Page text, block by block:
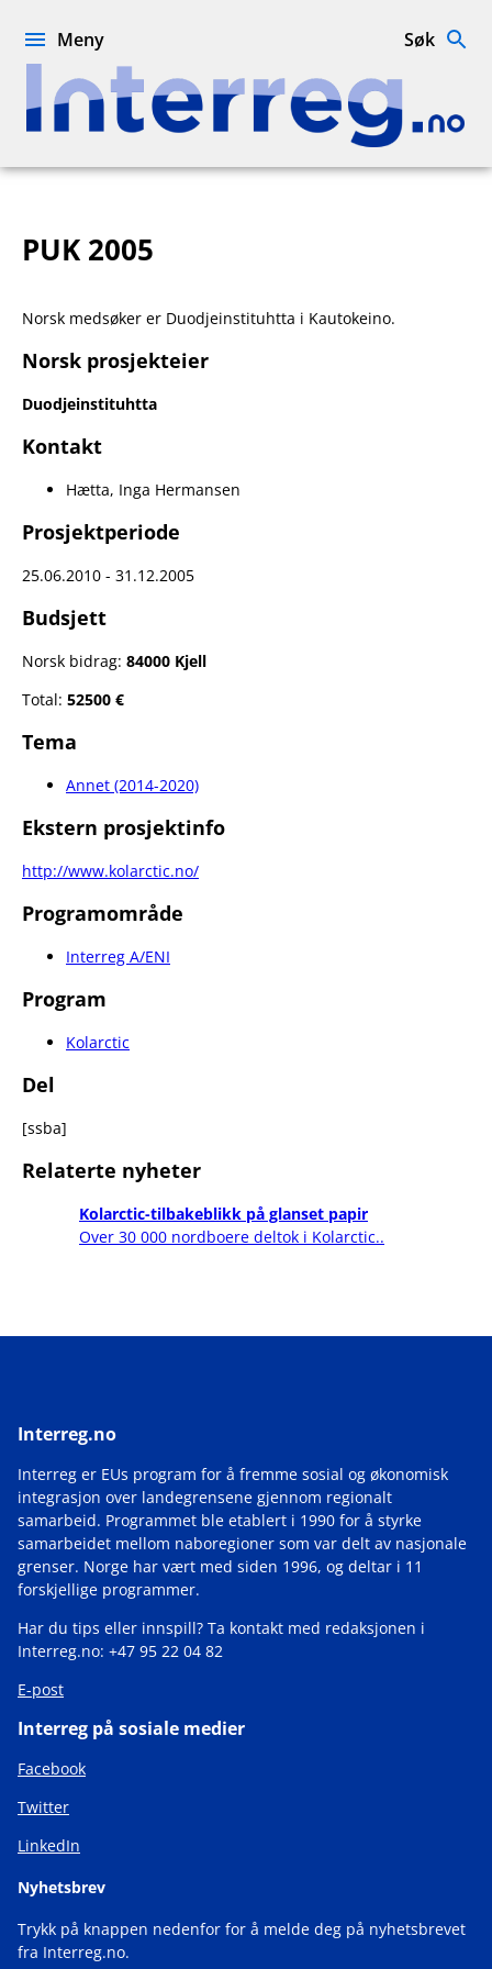
Interreg.no
Meny Søk
PUK 2005
Norsk medsøker er Duodjeinstituhtta i Kautokeino.
Norsk prosjekteier
Duodjeinstituhtta
Kontakt
Hætta, Inga Hermansen
Prosjektperiode
25.06.2010 - 31.12.2005
Budsjett
Norsk bidrag: 84000 Kjell
Total: 52500 €
Tema
Annet (2014-2020)
Ekstern prosjektinfo
http://www.kolarctic.no/
Programområde
Interreg A/ENI
Program
Kolarctic
Del
[ssba]
Relaterte nyheter
Kolarctic-tilbakeblikk på glanset papir
Over 30 000 nordboere deltok i Kolarctic..
Interreg.no
Interreg er EUs program for å fremme sosial og økonomisk
integrasjon over landegrensene gjennom regionalt
samarbeid. Programmet ble etablert i 1990 for å styrke
samarbeidet mellom naboregioner som var delt av nasjonale
grenser. Norge har vært med siden 1996, og deltar i 11
forskjellige programmer.
Har du tips eller innspill? Ta kontakt med redaksjonen i
Interreg.no: +47 95 22 04 82
E-post
Interreg på sosiale medier
Facebook
Twitter
LinkedIn
Nyhetsbrev
Trykk på knappen nedenfor for å melde deg på nyhetsbrevet
fra Interreg.no.